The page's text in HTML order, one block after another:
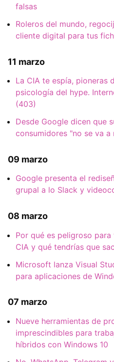
falsas
Roleros del mundo,
cliente digital para tus
11 marzo
La CIA te espía, pioneras
psicología del hype.
(403)
Desde Google dicen que
consumidores "no se va a
09 marzo
Google presenta el
grupal a lo Slack y
08 marzo
Por qué es peligroso
CIA y qué tendrías que
Microsoft lanza Visual
para aplicaciones de
07 marzo
Nueve herramientas de
imprescindibles para
híbridos con Windows 10